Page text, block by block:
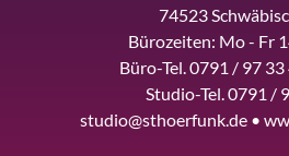
74523
Bürozeiten: Mo - Fr
Büro-Tel. 0791 / 97 33
Studio-Tel. 0791 /
studio@sthoerfunk.de •